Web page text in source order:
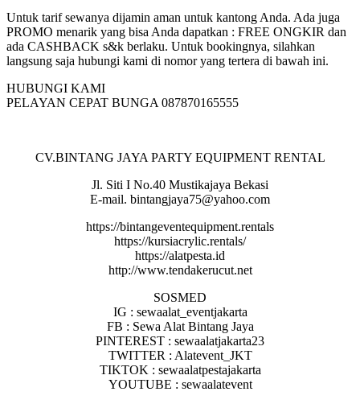
Untuk tarif sewanya dijamin aman untuk kantong Anda. Ada juga
PROMO menarik yang bisa Anda dapatkan : FREE ONGKIR dan
ada CASHBACK s&k berlaku. Untuk bookingnya, silahkan
langsung saja hubungi kami di nomor yang tertera di bawah ini.
HUBUNGI KAMI
PELAYAN CEPAT BUNGA 087870165555
CV.BINTANG JAYA PARTY EQUIPMENT RENTAL
Jl. Siti I No.40 Mustikajaya Bekasi
E-mail. bintangjaya75@yahoo.com
https://bintangeventequipment.rentals
https://kursiacrylic.rentals/
https://alatpesta.id
http://www.tendakerucut.net
SOSMED
IG : sewaalat_eventjakarta
FB : Sewa Alat Bintang Jaya
PINTEREST : sewaalatjakarta23
TWITTER : Alatevent_JKT
TIKTOK : sewaalatpestajakarta
YOUTUBE : sewaalatevent